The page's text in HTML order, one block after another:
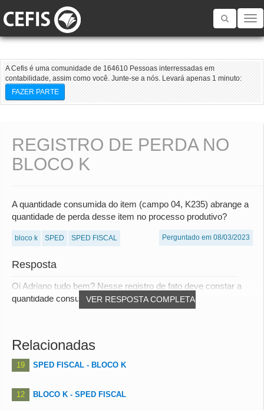
Toggle
A Cefis é uma comunidade de 164610 Pessoas interressadas em
contabilidade, assim como você. Junte-se a nós. Levará apenas 1 minuto:
FAZER PARTE
REGISTRO DE PERDA NO
BLOCO K
A quantidade consumida do item (campo 04, K235) abrange a
quantidade de perda desse item no processo produtivo?
bloco k SPED SPED FISCAL Perguntado em 08/03/2023
Resposta
VER RESPOSTA COMPLETA
Oi Adriano tudo bem? Nesse registro de fato deve constar a
quantidade consumida. A correlação da per...
Relacionadas
19 SPED FISCAL - BLOCO K
12 BLOCO K - SPED FISCAL